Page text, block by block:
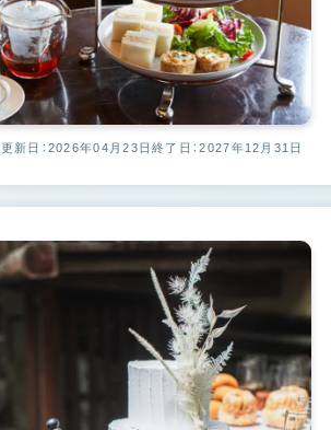
更新日：2026年04月23日終了日：2027年12月31日